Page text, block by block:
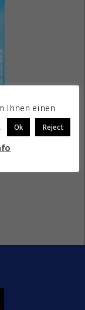
Ihnen einen
Ok Reject